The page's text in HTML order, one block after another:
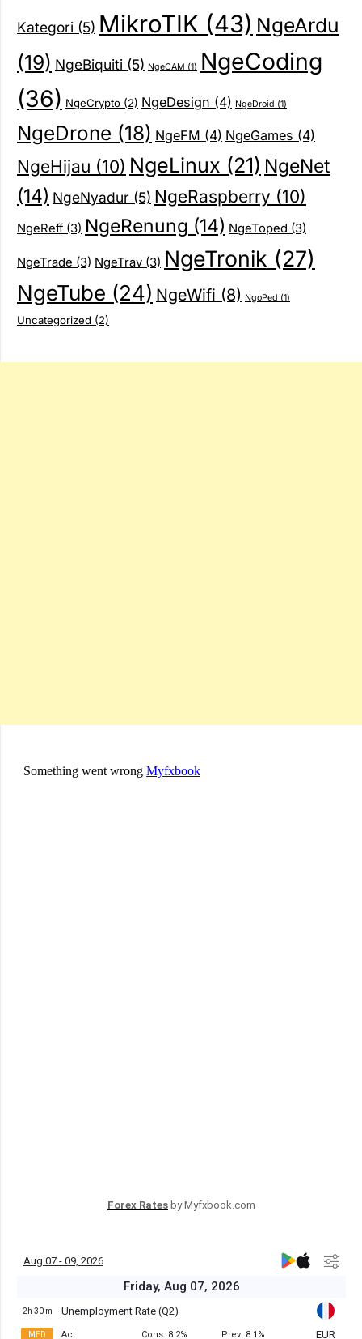
Kategori (5) MikroTIK (43) NgeArdu
(19) NgeBiquiti (5) NgeCAM (1) NgeCoding
(36) NgeCrypto (2) NgeDesign (4) NgeDroid (1)
NgeDrone (18) NgeFM (4) NgeGames (4)
NgeHijau (10) NgeLinux (21) NgeNet
(14) NgeNyadur (5) NgeRaspberry (10)
NgeReff (3) NgeRenung (14) NgeToped (3)
NgeTrade (3) NgeTrav (3) NgeTronik (27)
NgeTube (24) NgeWifi (8) NgoPed (1)
Uncategorized (2)
Forex Rates by Myfxbook.com